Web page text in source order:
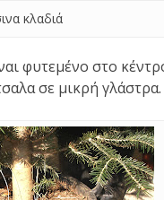
κλαδιά
φυτεμένο στο
σε μικρή γλάστρα.